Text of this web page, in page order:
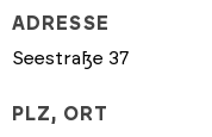
ADRESSE
Seestraße 37
PLZ, ORT